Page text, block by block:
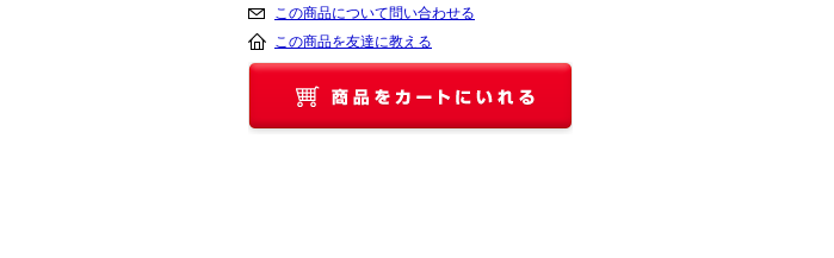
この商品について問い合わせる
この商品を友達に教える